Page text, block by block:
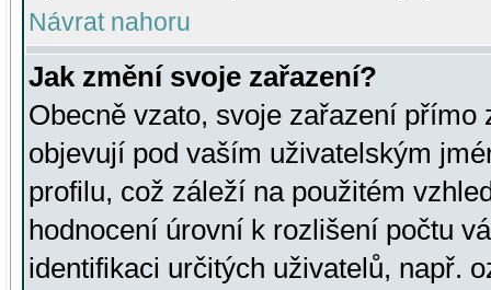
Návrat nahoru
Jak změní svoje zařazení?
Obecně vzato, svoje zařazení přímo
objevují pod vaším uživatelským
profilu, což záleží na použitém
hodnocení úrovní k rozlišení počtu
identifikaci určitých uživatelů, např.